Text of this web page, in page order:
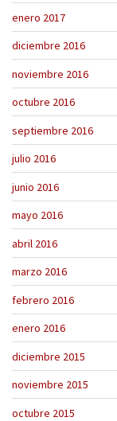
enero 2017
diciembre 2016
noviembre 2016
octubre 2016
septiembre 2016
julio 2016
junio 2016
mayo 2016
abril 2016
marzo 2016
febrero 2016
enero 2016
diciembre 2015
noviembre 2015
octubre 2015